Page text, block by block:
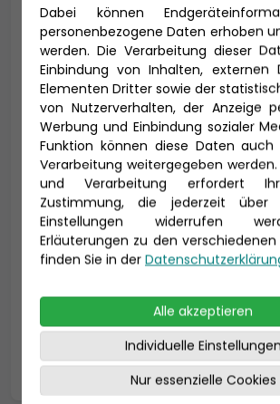
Telefon *
Geburtsdatum
* = Pflichtfelder
Dabei können
personenbezogene Daten erhoben
werden. Die Verarbeitung dieser
Einbindung von Inhalten, externen
Elementen Dritter sowie der
von Nutzerverhalten, der Anzeige
Werbung und Einbindung sozialer
Funktion können diese Daten
Verarbeitung weitergegeben werden.
und Verarbeitung erfordert
Zustimmung, die jederzeit über
Einstellungen widerrufen
Erläuterungen zu den
finden Sie in der
Alle akzeptieren
Individuelle Einstellungen
Nur essenzielle Cookies